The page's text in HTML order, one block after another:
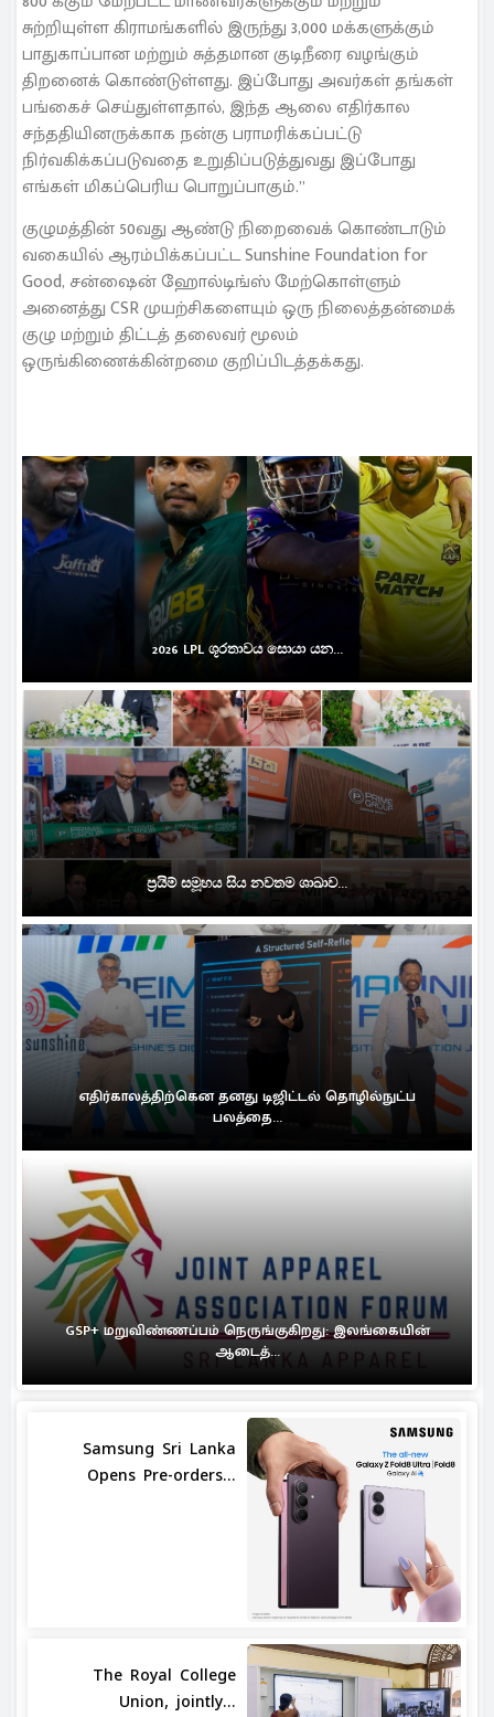
சுற்றியுள்ள கிராமங்களில் இருந்து 3,000 மக்களுக்கும்
பாதுகாப்பான மற்றும் சுத்தமான குடிநீரை வழங்கும்
திறனைக் கொண்டுள்ளது. இப்போது அவர்கள் தங்கள்
பங்கைச் செய்துள்ளதால், இந்த ஆலை எதிர்கால
சந்ததியினருக்காக நன்கு பராமரிக்கப்பட்டு
நிர்வகிக்கப்படுவதை உறுதிப்படுத்துவது இப்போது
எங்கள் மிகப்பெரிய பொறுப்பாகும்.”
குழுமத்தின் 50வது ஆண்டு நிறைவைக் கொண்டாடும்
வகையில் ஆரம்பிக்கப்பட்ட Sunshine Foundation for
Good, சன்ஷைன் ஹோல்டிங்ஸ் மேற்கொள்ளும்
அனைத்து CSR முயற்சிகளையும் ஒரு நிலைத்தன்மைக்
குழு மற்றும் திட்டத் தலைவர் மூலம்
ஒருங்கிணைக்கின்றமை குறிப்பிடத்தக்கது.
2026 LPL ශූරතාවය සොයා යන...
ප්‍රයිම් සමූහය සිය නවතම ශාඛාව...
எதிர்காலத்திற்கென தனது டிஜிட்டல் தொழில்நுட்ப
பலத்தை...
GSP+ மறுவிண்ணப்பம் நெருங்குகிறது: இலங்கையின்
ஆடைத்...
Samsung Sri Lanka
Opens Pre-orders...
The Royal College
Union, jointly...